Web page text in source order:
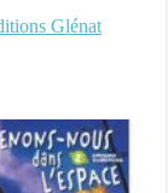
Glénat